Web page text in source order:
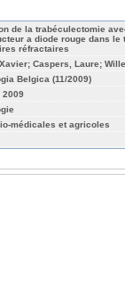
de la trabéculectomie
a diode rouge dans le
réfractaires
Caspers, Laure;
Belgica (11/2009)
2009
médicales et agricoles